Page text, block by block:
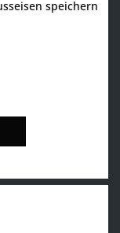
speichern
50°-300°C •
•...